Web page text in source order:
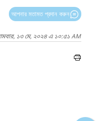
আপনার মতামত প্রদান করুন
১৩ মে, ২০২৪ এ ১০:৫১ AM